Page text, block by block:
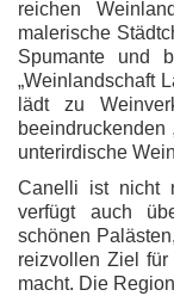
reichen
malerische
Spumante und
„Weinlandschaft
lädt zu
beeindruckenden
unterirdische
Canelli ist nicht
verfügt auch
schönen
reizvollen Ziel für
macht. Die